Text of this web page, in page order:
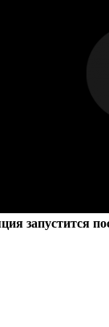
запустится